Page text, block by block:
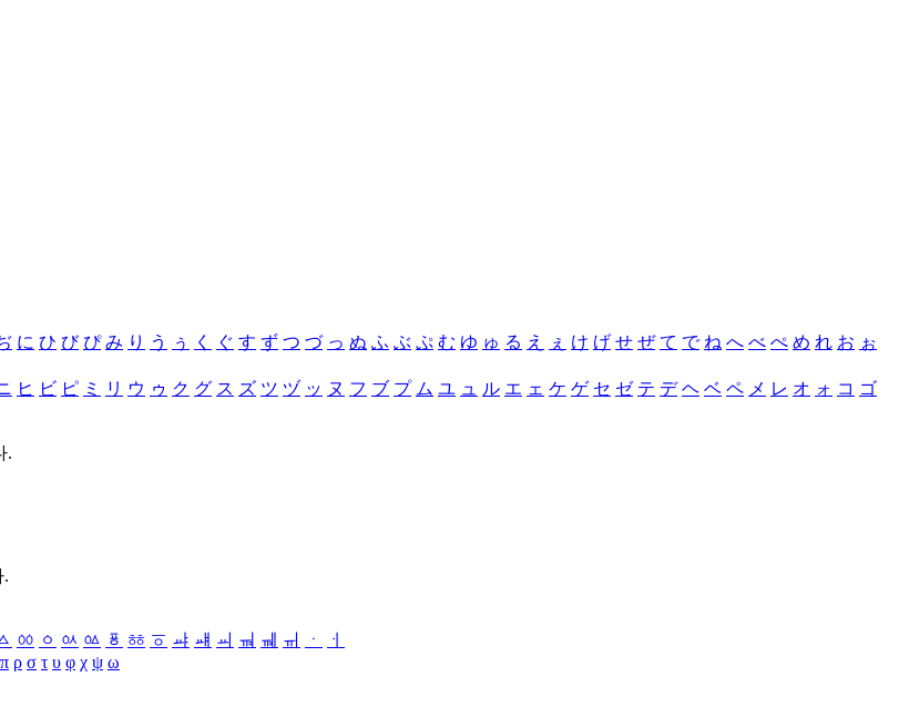
に ひ び ぴ み り う ぅ く ぐ す ず つ づ っ ぬ ふ ぶ ぷ む ゆ ゅ る え ぇ け げ せ ぜ て で ね へ べ ぺ め れ お ぉ
ヒ ビ ピ ミ リ ウ ゥ ク グ ス ズ ツ ヅ ッ ヌ フ ブ プ ム ユ ュ ル エ ェ ケ ゲ セ ゼ テ デ ヘ ベ ペ メ レ オ ォ コ ゴ
.
.
ㆀ ㆁ ㆂ ㆃ ㆄ ㆅ ㆆ ㆇ ㆈ ㆉ ㆊ ㆋ ㆌ ㆍ
ㆎ
π ρ σ τ υ φ χ ψ ω